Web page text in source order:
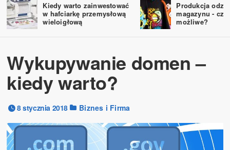
Kiedy warto zainwestować
w hafciarkę przemysłową
wieloigłową
Produkcja
magazynu - czy
możliwe?
Wykupywanie domen –
kiedy warto?
8 stycznia 2018 Biznes i Firma